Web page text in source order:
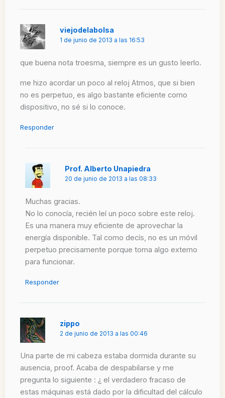
viejodelabolsa
1 de junio de 2013 a las 16:53
que buena nota troesma, siempre es un gusto leerlo.
me hizo acordar un poco al reloj Atmos, que si bien
no es perpetuo, es algo bastante eficiente como
dispositivo, no sé si lo conoce.
Responder
Prof. Alberto Unapiedra
20 de junio de 2013 a las 08:33
Muchas gracias.
No lo conocía, recién leí un poco sobre este reloj.
Es una manera muy eficiente de aprovechar la
energía disponible. Tal como decís, no es un móvil
perpetuo precisamente porque toma algo externo
para funcionar.
Responder
zippo
2 de junio de 2013 a las 00:46
Una parte de mi cabeza estaba dormida durante su
ausencia, proof. Acaba de despabilarse y me
pregunta lo siguiente : ¿ el verdadero fracaso de
estas máquinas está dado por la dificultad del cálculo